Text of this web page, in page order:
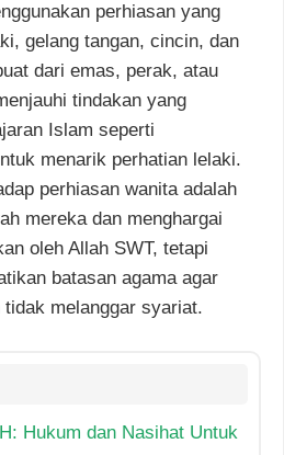
perhiasan yang
gelang tangan, cincin, dan
dari emas, perak, atau
tindakan yang
Islam seperti
menarik perhatian lelaki.
perhiasan wanita adalah
mereka dan menghargai
oleh Allah SWT, tetapi
batasan agama agar
tidak melanggar syariat.
Hukum dan Nasihat Untuk